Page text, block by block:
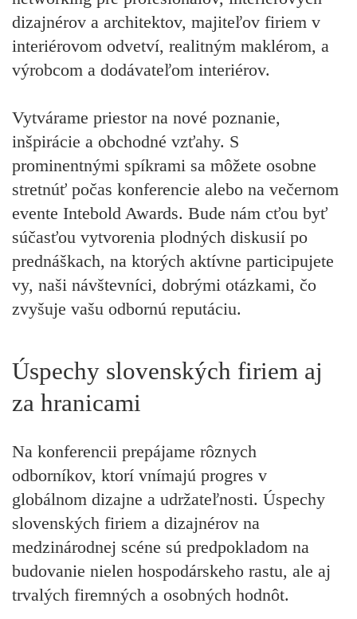
dizajnérov a architektov, majiteľov firiem v
interiérovom odvetví, realitným maklérom, a
výrobcom a dodávateľom interiérov.
Vytvárame priestor na nové poznanie,
inšpirácie a obchodné vzťahy. S
prominentnými spíkrami sa môžete osobne
stretnúť počas konferencie alebo na večernom
evente Intebold Awards. Bude nám cťou byť
súčasťou vytvorenia plodných diskusií po
prednáškach, na ktorých aktívne participujete
vy, naši návštevníci, dobrými otázkami, čo
zvyšuje vašu odbornú reputáciu.
Úspechy slovenských firiem aj
za hranicami
Na konferencii prepájame rôznych
odborníkov, ktorí vnímajú progres v
globálnom dizajne a udržateľnosti. Úspechy
slovenských firiem a dizajnérov na
medzinárodnej scéne sú predpokladom na
budovanie nielen hospodárskeho rastu, ale aj
trvalých firemných a osobných hodnôt.